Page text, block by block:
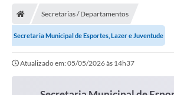
Secretarias / Departamentos
Secretaria Municipal de Esportes, Lazer e Juventude
Atualizado em: 05/05/2026 às 14h37